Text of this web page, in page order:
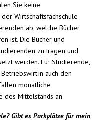
Sie keine
Wirtschaftsfachschule
ab, welche Bücher
ist. Die Bücher und
zu tragen und
werden. Für Studierende,
auch den
monatliche
des Mittelstands an.
Gibt es Parkplätze für mein